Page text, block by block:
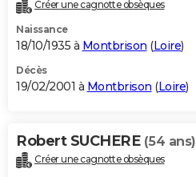
Créer une cagnotte obsèques
Naissance
18/10/1935 à Montbrison (Loire)
Décès
19/02/2001 à Montbrison (Loire)
Robert SUCHERE (54 ans)
Créer une cagnotte obsèques